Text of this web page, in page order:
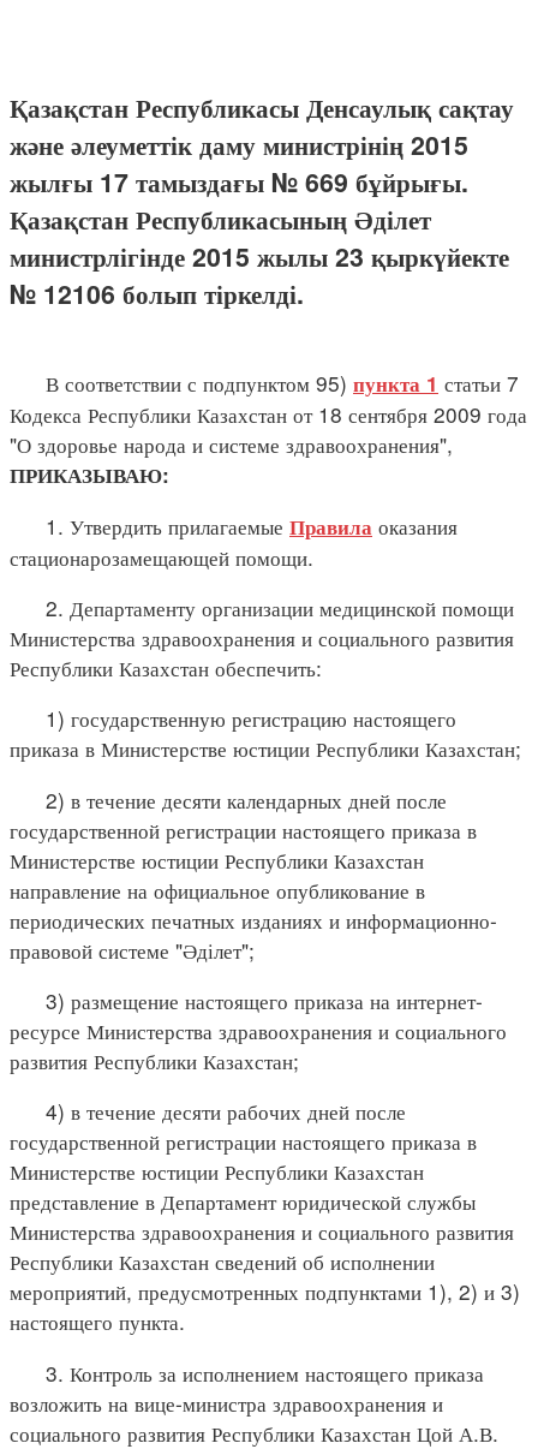
Қазақстан Республикасы Денсаулық сақтау
және әлеуметтік даму министрінің 2015
жылғы 17 тамыздағы № 669 бұйрығы.
Қазақстан Республикасының Әділет
министрлігінде 2015 жылы 23 қыркүйекте
№ 12106 болып тіркелді.
В соответствии с подпунктом 95) пункта 1 статьи 7
Кодекса Республики Казахстан от 18 сентября 2009 года
"О здоровье народа и системе здравоохранения",
ПРИКАЗЫВАЮ:
1. Утвердить прилагаемые Правила оказания
стационарозамещающей помощи.
2. Департаменту организации медицинской помощи
Министерства здравоохранения и социального развития
Республики Казахстан обеспечить:
1) государственную регистрацию настоящего
приказа в Министерстве юстиции Республики Казахстан;
2) в течение десяти календарных дней после
государственной регистрации настоящего приказа в
Министерстве юстиции Республики Казахстан
направление на официальное опубликование в
периодических печатных изданиях и информационно-
правовой системе "Әділет";
3) размещение настоящего приказа на интернет-
ресурсе Министерства здравоохранения и социального
развития Республики Казахстан;
4) в течение десяти рабочих дней после
государственной регистрации настоящего приказа в
Министерстве юстиции Республики Казахстан
представление в Департамент юридической службы
Министерства здравоохранения и социального развития
Республики Казахстан сведений об исполнении
мероприятий, предусмотренных подпунктами 1), 2) и 3)
настоящего пункта.
3. Контроль за исполнением настоящего приказа
возложить на вице-министра здравоохранения и
социального развития Республики Казахстан Цой А.В.